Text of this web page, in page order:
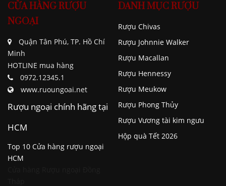
CỬA HÀNG RƯỢU
NGOẠI
Quận Tân Phú, TP. Hồ Chí
Minh
HOTLINE mua hàng
0972.12345.1
www.ruoungoai.net
Rượu ngoại chính hãng tại
HCM
Top 10 Cửa hàng rượu ngoại
HCM
DANH MỤC RƯỢU
Rượu Chivas
Rượu Johnnie Walker
Rượu Macallan
Rượu Hennessy
Rượu Meukow
Rượu Phong Thủy
Rượu Vương tài kim ngưu
Hộp quà Tết 2026